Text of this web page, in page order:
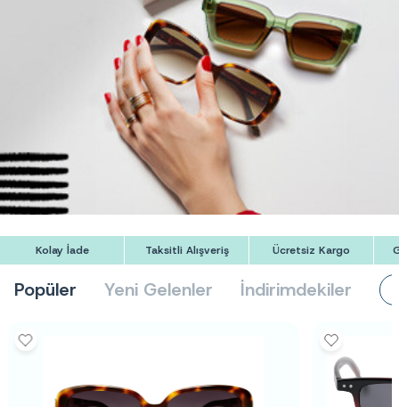
Kolay İade Taksitli Alışveriş Ücretsiz Kargo
Popüler Yeni Gelenler İndirimdekiler